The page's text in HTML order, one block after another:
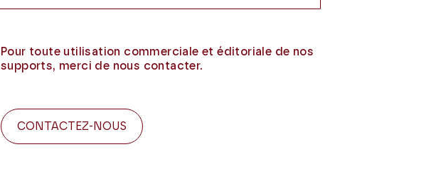
Pour toute utilisation commerciale et éditoriale de nos
supports, merci de nous contacter.
CONTACTEZ-NOUS